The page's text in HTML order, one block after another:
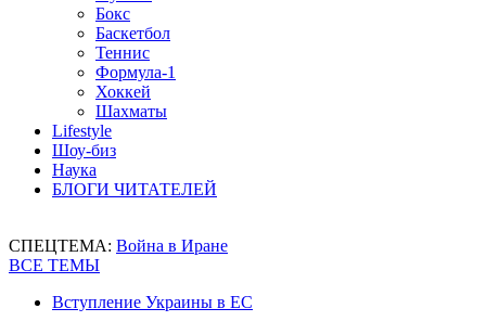
Бокс
Баскетбол
Теннис
Формула-1
Хоккей
Шахматы
Lifestyle
Шоу-биз
Наука
БЛОГИ ЧИТАТЕЛЕЙ
СПЕЦТЕМА: Война в Иране
ВСЕ ТЕМЫ
Вступление Украины в ЕС